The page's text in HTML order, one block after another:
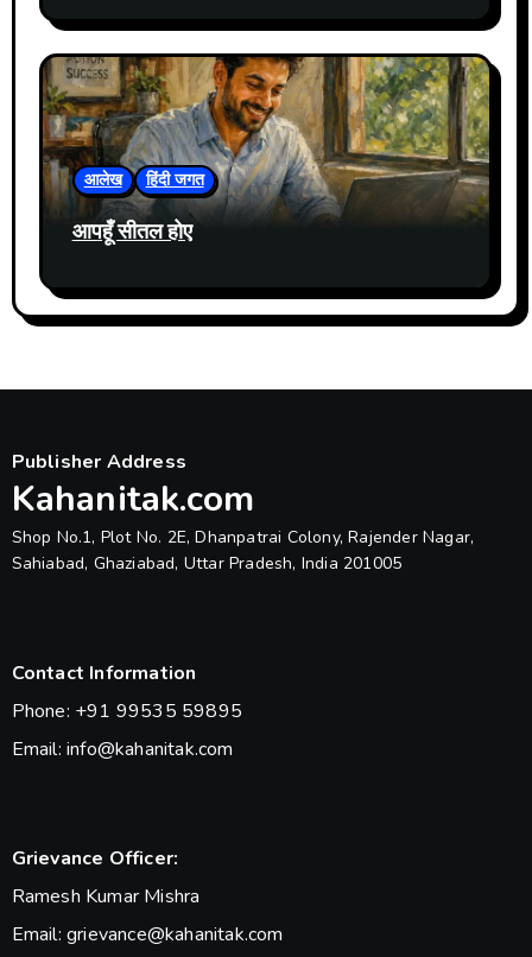
आयोजित
आलेख हिंदी जगत
आपहूँ सीतल होए
Publisher Address
Kahanitak.com
Shop No.1, Plot No. 2E, Dhanpatrai Colony, Rajender Nagar,
Sahiabad, Ghaziabad, Uttar Pradesh, India 201005
Contact Information
Phone: +91 99535 59895
Email: info@kahanitak.com
Grievance Officer:
Ramesh Kumar Mishra
Email: grievance@kahanitak.com